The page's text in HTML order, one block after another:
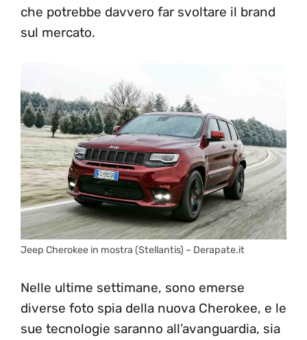
che potrebbe davvero far svoltare il brand
sul mercato.
Jeep Cherokee in mostra (Stellantis) – Derapate.it
Nelle ultime settimane, sono emerse
diverse foto spia della nuova Cherokee, e le
sue tecnologie saranno all’avanguardia, sia